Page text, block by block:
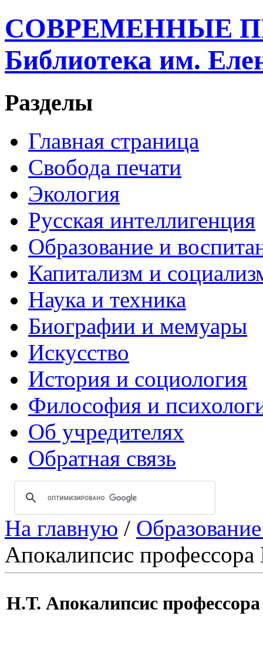
СОВРЕМЕННЫЕ
Библиотека им.
Разделы
Главная страница
Свобода печати
Экология
Русская интеллигенция
Образование и
Капитализм и
Наука и техника
Биографии и мемуары
Искусство
История и социология
Философия и
Об учредителях
Обратная связь
На главную /
Апокалипсис профессора
Н.Т. Апокалипсис